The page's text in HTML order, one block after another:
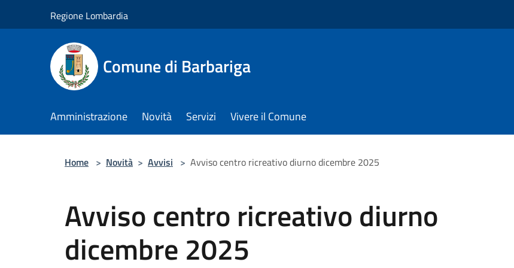
Regione Lombardia
Comune di Barbariga
Amministrazione Novità Servizi Vivere il Comune
Home > Novità > Avvisi > Avviso centro ricreativo diurno dicembre 2025
Avviso centro ricreativo diurno
dicembre 2025